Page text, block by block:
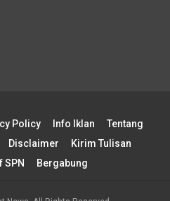
Policy Info Iklan
Tentang
Disclaimer
Kirim Tulisan
SPN
Bergabung